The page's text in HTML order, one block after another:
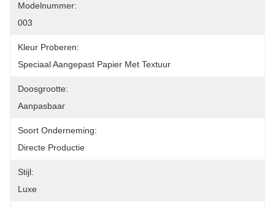
Modelnummer:
003
Kleur Proberen:
Speciaal Aangepast Papier Met Textuur
Doosgrootte:
Aanpasbaar
Soort Onderneming:
Directe Productie
Stijl:
Luxe